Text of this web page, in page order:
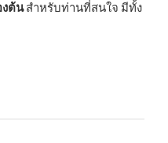
งต้นสำหรับท่านที่สนใจ มีทั้ง